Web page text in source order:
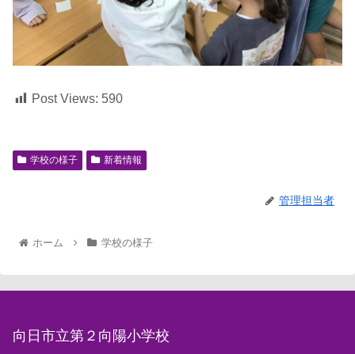
Post Views: 590
学校の様子 新着情報
管理担当者
ホーム 学校の様子
向日市立第２向陽小学校